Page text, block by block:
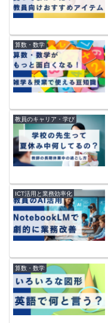
算数・数学
教員のキャリア・学び
ICT活用と業務効率化
算数・数学